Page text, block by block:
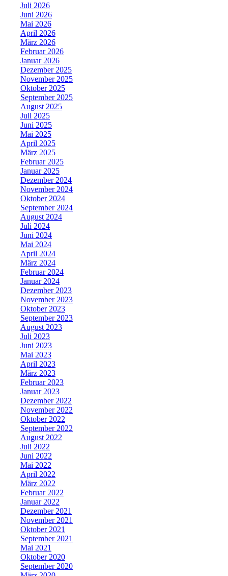
Juli 2026
Juni 2026
Mai 2026
April 2026
März 2026
Februar 2026
Januar 2026
Dezember 2025
November 2025
Oktober 2025
September 2025
August 2025
Juli 2025
Juni 2025
Mai 2025
April 2025
März 2025
Februar 2025
Januar 2025
Dezember 2024
November 2024
Oktober 2024
September 2024
August 2024
Juli 2024
Juni 2024
Mai 2024
April 2024
März 2024
Februar 2024
Januar 2024
Dezember 2023
November 2023
Oktober 2023
September 2023
August 2023
Juli 2023
Juni 2023
Mai 2023
April 2023
März 2023
Februar 2023
Januar 2023
Dezember 2022
November 2022
Oktober 2022
September 2022
August 2022
Juli 2022
Juni 2022
Mai 2022
April 2022
März 2022
Februar 2022
Januar 2022
Dezember 2021
November 2021
Oktober 2021
September 2021
Mai 2021
Oktober 2020
September 2020